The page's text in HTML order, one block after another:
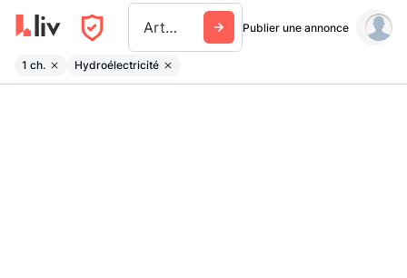
Artondale Publier une annonce
1 ch. Hydroélectricité